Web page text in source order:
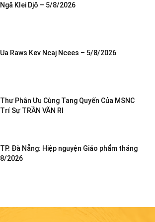
Ngă Klei Djŏ – 5/8/2026
Ua Raws Kev Ncaj Ncees – 5/8/2026
Thư Phân Ưu Cùng Tang Quyến Của MSNC
Trí Sự TRẦN VĂN RI
TP. Đà Nẵng: Hiệp nguyện Giáo phẩm tháng
8/2026